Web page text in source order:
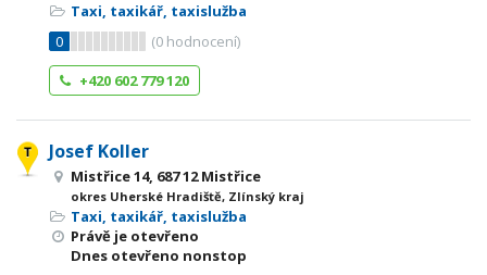
Taxi, taxikář, taxislužba
0
(0 hodnocení)
+420 602 779 120
Josef Koller
Mistřice 14, 687 12 Mistřice
okres Uherské Hradiště, Zlínský kraj
Taxi, taxikář, taxislužba
Právě je otevřeno
Dnes otevřeno nonstop